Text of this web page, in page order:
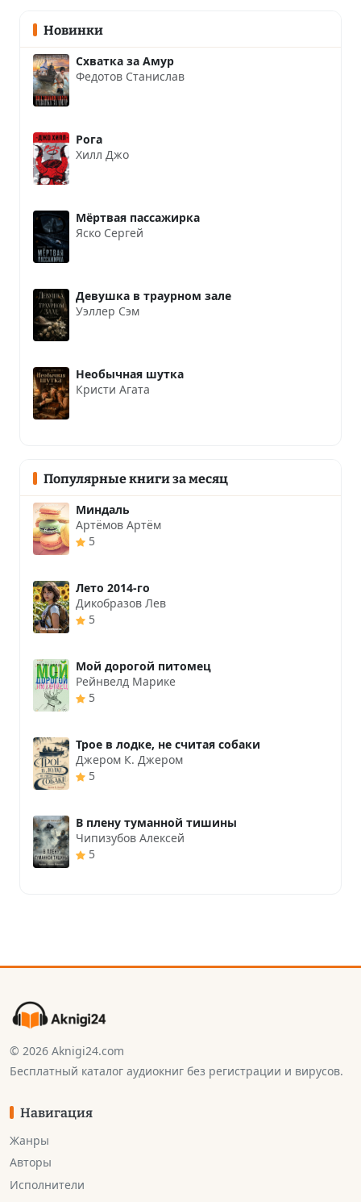
Новинки
Схватка за Амур
Федотов Станислав
Рога
Хилл Джо
Мёртвая пассажирка
Яско Сергей
Девушка в траурном зале
Уэллер Сэм
Необычная шутка
Кристи Агата
Популярные книги за месяц
Миндаль
Артёмов Артём
5
Лето 2014-го
Дикобразов Лев
5
Мой дорогой питомец
Рейнвелд Марике
5
Трое в лодке, не считая собаки
Джером К. Джером
5
В плену туманной тишины
Чипизубов Алексей
5
© 2026 Aknigi24.com
Бесплатный каталог аудиокниг без регистрации и вирусов.
Навигация
Жанры
Авторы
Исполнители